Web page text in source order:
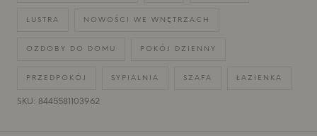
LUSTRA NOWOŚCI WE WNĘTRZACH
OZDOBY DO DOMU POKÓJ DZIENNY
PRZEDPOKÓJ SYPIALNIA SZAFA ŁAZIENKA
SKU: 8445581103962